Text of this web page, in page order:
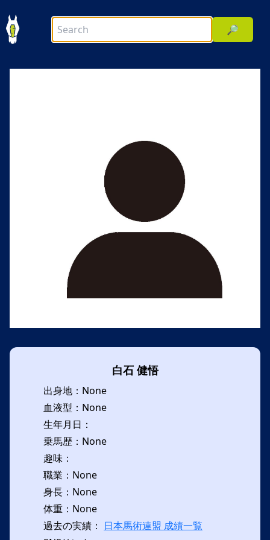
🔎
白石 健悟
出身地：None
血液型：None
生年月日：
乗馬歴：None
趣味：
職業：None
身長：None
体重：None
過去の実績： 日本馬術連盟 成績一覧